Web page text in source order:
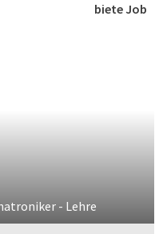
- Lehre
biete Job